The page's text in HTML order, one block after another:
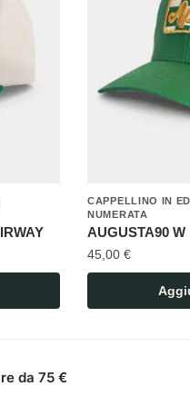
CAPPELLINO IN
NUMERATA
AUGUSTA90 W
45,00 €
da 75 €